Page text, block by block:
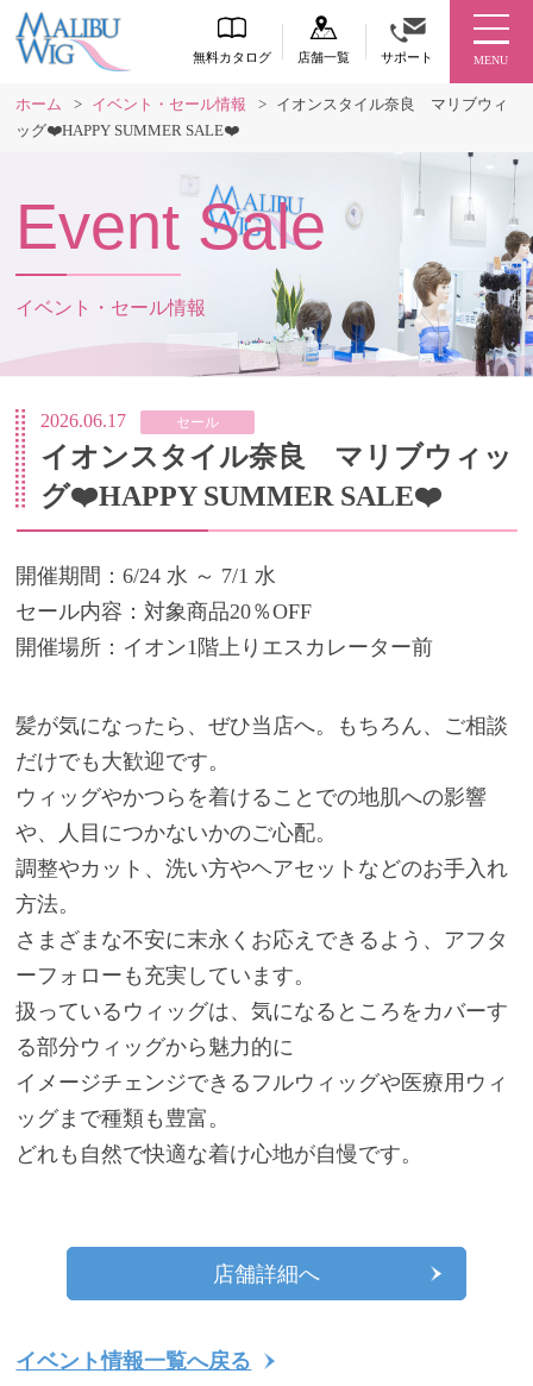
無料カタログ 店舗一覧 サポート MENU
ホーム > イベント・セール情報 > イオンスタイル奈良 マリブウィ
ッグ❤️HAPPY SUMMER SALE❤️
Event Sale
イベント・セール情報
2026.06.17 セール
イオンスタイル奈良 マリブウィッ
グ❤️HAPPY SUMMER SALE❤️
開催期間：6/24 水 ～ 7/1 水
セール内容：対象商品20％OFF
開催場所：イオン1階上りエスカレーター前
髪が気になったら、ぜひ当店へ。もちろん、ご相談
だけでも大歓迎です。
ウィッグやかつらを着けることでの地肌への影響
や、人目につかないかのご心配。
調整やカット、洗い方やヘアセットなどのお手入れ
方法。
さまざまな不安に末永くお応えできるよう、アフタ
ーフォローも充実しています。
扱っているウィッグは、気になるところをカバーす
る部分ウィッグから魅力的に
イメージチェンジできるフルウィッグや医療用ウィ
ッグまで種類も豊富。
どれも自然で快適な着け心地が自慢です。
店舗詳細へ
イベント情報一覧へ戻る